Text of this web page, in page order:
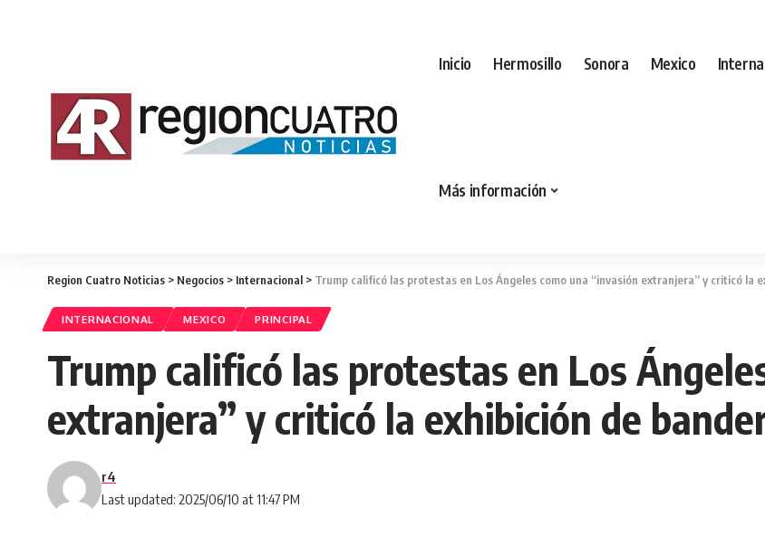
Inicio Hermosillo Sonora Mexico
Más información
Region Cuatro Noticias > Negocios > Internacional > Trump calificó las protestas en Los Ángeles como una “invasión extranjera” y criticó la
INTERNACIONAL MEXICO PRINCIPAL
Trump calificó las protestas en Los
extranjera” y criticó la exhibición de
Last updated: 2025/06/10 at 11:47 PM
r4